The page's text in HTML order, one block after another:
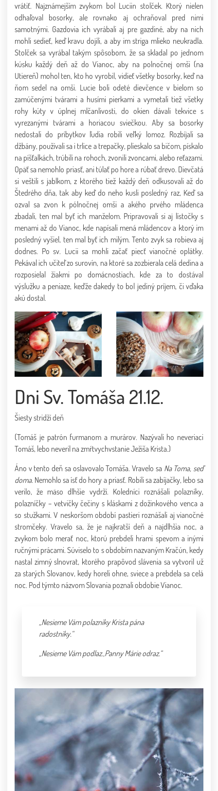
vrátiť. Najznámejším zvykom bol Luciin stolček. Ktorý nielen
odhaľoval bosorky, ale rovnako aj ochraňoval pred nimi
samotnými. Gazdovia ich vyrábali aj pre gazdiné, aby na nich
mohli sedieť, keď kravu dojili, a aby im striga mlieko neukradla.
Stolček sa vyrábal takým spôsobom, že sa skladal po jednom
kúsku každý deň až do Vianoc, aby na polnočnej omši (na
Utiereň) mohol ten, kto ho vyrobil, vidieť všetky bosorky, keď na
ňom sedel na omši. Lucie boli odeté dievčence v bielom so
zamúčenými tvárami a husími pierkami a vymetali tiež všetky
rohy kúty v úplnej mlčanlivosti, do okien dávali tekvice s
vyrezanými tvárami a horiacou sviečkou. Aby sa bosorky
nedostali do príbytkov ľudia robili veľký lomoz. Rozbíjali sa
džbány, používali sa i trlice a trepačky, plieskalo sa bičom, pískalo
na píšťalkách, trúbili na rohoch, zvonili zvoncami, alebo reťazami.
Opäť sa nemohlo priasť, ani túlať po hore a rúbať drevo. Dievčatá
si veštili s jablkom, z ktorého tiež každý deň odkusovali až do
Štedrého dňa, tak aby keď do neho kusli posledný raz, Keď sa
ozval sa zvon k pólnočnej omši a akého prvého mládenca
zbadali, ten mal byť ich manželom. Pripravovali si aj lístočky s
menami až do Vianoc, kde napísali mená mládencov a ktorý im
posledný vyšiel, ten mal byť ich milým. Tento zvyk sa robieva aj
dodnes. Po sv. Lucii sa mohli začať piecť vianočné oplátky.
Pekával ich učiteľ zo surovín, na ktoré sa zozbierala celá dedina a
rozposielal žiakmi po domácnostiach, kde za to dostával
výslužku a peniaze, keďže dakedy to bol jediný príjem, či vďaka
akú dostal.
Dni Sv. Tomáša 21.12.
Šiesty stridží deň
(Tomáš je patrón furmanom a murárov. Nazývali ho neveriaci
Tomáš, lebo neveril na zmŕtvychvstanie Ježiša Krista.)
Áno v tento deň sa oslavovalo Tomáša. Vravelo sa Na Toma, seď
doma. Nemohlo sa ísť do hory a priasť. Robili sa zabíjačky, lebo sa
verilo, že mäso dlhšie vydrží. Koledníci roznášali polazníky,
polazníčky – vetvičky čečiny s kláskami z dožinkového venca a
so stužkami. V neskoršom období pastieri roznášali aj vianočné
stromčeky. Vravelo sa, že je najkratší deň a najdlhšia noc, a
zvykom bolo merať noc, ktorú prebdeli hrami spevom a inými
ručnými prácami. Súviselo to s obdobím nazvaným Kračún, kedy
nastal zimný slnovrat, ktorého prapôvod slávenia sa vytvoril už
za starých Slovanov, kedy horeli ohne, sviece a prebdela sa celá
noc. Pod týmto názvom Slovania poznali obdobie Vianoc.
„Nesieme Vám polazníky Krista pána
radostníky.“
„Nesieme Vám podlaz.,Panny Márie odraz.“